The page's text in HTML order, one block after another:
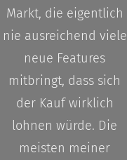
Markt, die eigentlich
nie ausreichend viele
neue Features
mitbringt, dass sich
der Kauf wirklich
lohnen würde. Die
meisten meiner